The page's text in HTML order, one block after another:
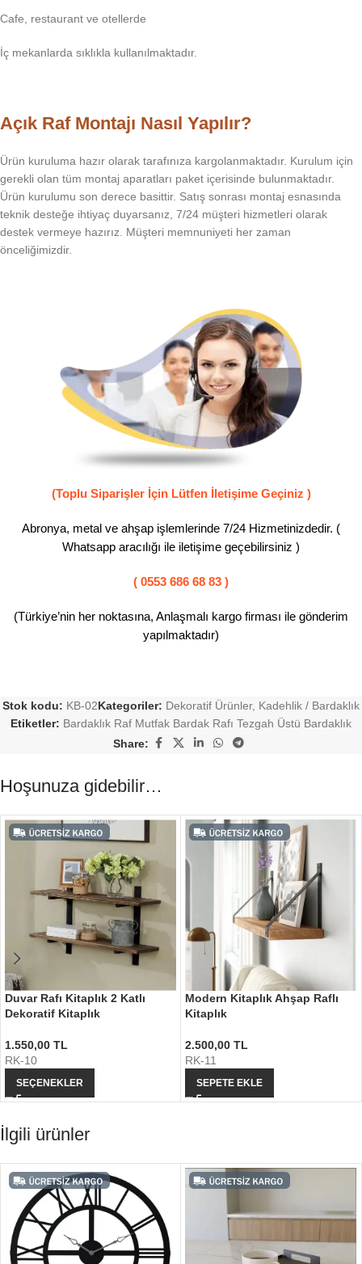
Cafe, restaurant ve otellerde
İç mekanlarda sıklıkla kullanılmaktadır.
Açık Raf Montajı Nasıl Yapılır?
Ürün kuruluma hazır olarak tarafınıza kargolanmaktadır. Kurulum için
gerekli olan tüm montaj aparatları paket içerisinde bulunmaktadır.
Ürün kurulumu son derece basittir. Satış sonrası montaj esnasında
teknik desteğe ihtiyaç duyarsanız, 7/24 müşteri hizmetleri olarak
destek vermeye hazırız. Müşteri memnuniyeti her zaman
önceliğimizdir.
(Toplu Siparişler İçin Lütfen İletişime Geçiniz )
Abronya, metal ve ahşap işlemlerinde 7/24 Hizmetinizdedir. (
Whatsapp aracılığı ile iletişime geçebilirsiniz )
( 0553 686 68 83 )
(Türkiye’nin her noktasına, Anlaşmalı kargo firması ile gönderim
yapılmaktadır)
Stok kodu: KB-02Kategoriler: Dekoratif Ürünler, Kadehlik / Bardaklık
Etiketler: Bardaklık Raf Mutfak Bardak Rafı Tezgah Üstü Bardaklık
Share:
Hoşunuza gidebilir…
Duvar Rafı Kitaplık 2 Katlı
Dekoratif Kitaplık
1.550,00 TL
RK-10
SEÇENEKLER
Modern Kitaplık Ahşap Raflı
Kitaplık
2.500,00 TL
RK-11
SEPETE EKLE
İlgili ürünler